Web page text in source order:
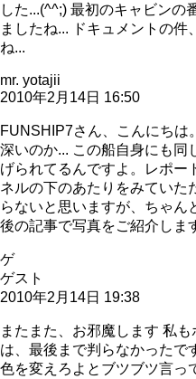
した...(^^;) 最初のキャビンの
ましたね... ドキュメントの
ね...
mr. yotajii
2010年2月14日 16:50
FUNSHIP7さん、こんにちは
深いのか... この船自身にも同
げられてるんですよ。レポー
ネルの下のあたりをみていた
らないと思いますが、ちゃん
後の記事で写真をご紹介しま
ゲ
ゲスト
2010年2月14日 19:38
またまた、お邪魔します 私
は、最後まで判らなかったで
色を変えろよとブツブツ言っ